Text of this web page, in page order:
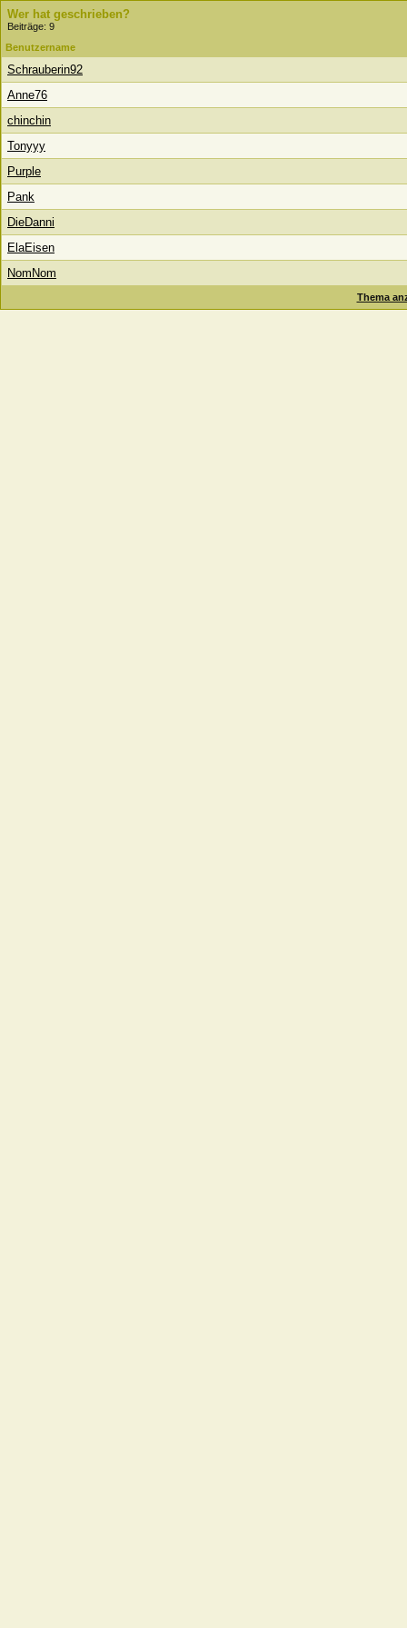
Wer hat geschrieben?
Beiträge: 9
Benutzername
Schrauberin92
Anne76
chinchin
Tonyyy
Purple
Pank
DieDanni
ElaEisen
NomNom
Thema